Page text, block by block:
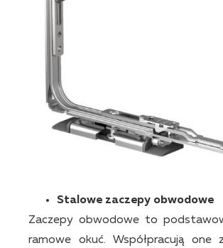
Stalowe zaczepy obwodowe
Zaczepy obwodowe to
ramowe okuć. Współpracują one